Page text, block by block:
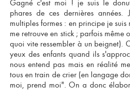
Gagné c'est moi ! je suis le
phares de ces dernières années.
multiples formes : en principe je
me retrouve en stick ; parfois même
quoi vite ressembler à un beignet).
yeux des enfants quand ils
nous entend pas mais en réalité
tous en train de crier (en langage
moi, prend moi". On a donc